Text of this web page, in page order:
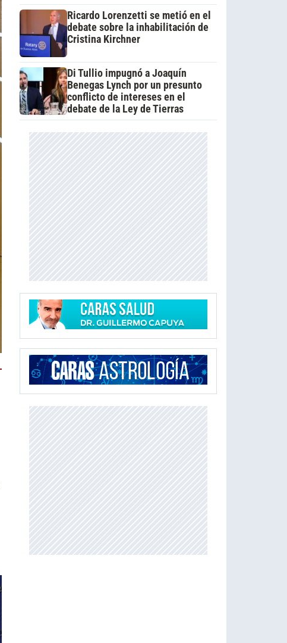
Ricardo Lorenzetti se metió en el
debate sobre la inhabilitación de
Cristina Kirchner
Di Tullio impugnó a Joaquín
Benegas Lynch por un presunto
conflicto de intereses en el
debate de la Ley de Tierras